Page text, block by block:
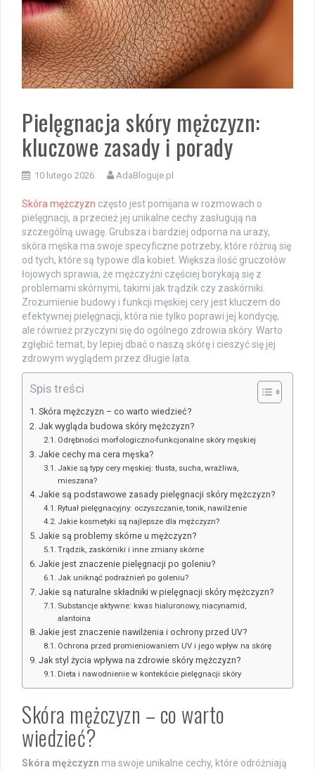
Pielęgnacja skóry mężczyzn:
kluczowe zasady i porady
10 lutego 2026 AdaBloguje.pl
Skóra mężczyzn często jest pomijana w rozmowach o
pielęgnacji, a przecież jej unikalne cechy zasługują na
szczególną uwagę. Grubsza i bardziej odporna na urazy,
skóra męska ma swoje specyficzne potrzeby, które różnią się
od tych, które są typowe dla kobiet. Większa ilość gruczołów
łojowych sprawia, że mężczyźni częściej borykają się z
problemami skórnymi, takimi jak trądzik czy zaskórniki.
Zrozumienie budowy i funkcji męskiej cery jest kluczem do
efektywnej pielęgnacji, która nie tylko poprawi jej kondycję,
ale również przyczyni się do ogólnego zdrowia skóry. Warto
zgłębić temat, by lepiej dbać o naszą skórę i cieszyć się jej
zdrowym wyglądem przez długie lata.
Spis treści
Skóra mężczyzn – co warto wiedzieć?
Jak wygląda budowa skóry mężczyzn?
Odrębności morfologiczno-funkcjonalne skóry męskiej
Jakie cechy ma cera męska?
Jakie są typy cery męskiej: tłusta, sucha, wrażliwa,
mieszana?
Jakie są podstawowe zasady pielęgnacji skóry mężczyzn?
Rytuał pielęgnacyjny: oczyszczanie, tonik, nawilżenie
Jakie kosmetyki są najlepsze dla mężczyzn?
Jakie są problemy skórne u mężczyzn?
Trądzik, zaskórniki i inne zmiany skórne
Jakie jest znaczenie pielęgnacji po goleniu?
Jak uniknąć podrażnień po goleniu?
Jakie są naturalne składniki w pielęgnacji skóry mężczyzn?
Substancje aktywne: kwas hialuronowy, niacynamid,
alantoina
Jakie jest znaczenie nawilżenia i ochrony przed UV?
Ochrona przed promieniowaniem UV i jego wpływ na skórę
Jak styl życia wpływa na zdrowie skóry mężczyzn?
Dieta i nawodnienie w kontekście pielęgnacji skóry
Skóra mężczyzn – co warto
wiedzieć?
Skóra mężczyzn ma swoje unikalne cechy, które odróżniają